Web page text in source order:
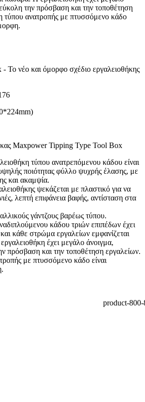
την πρόσβαση και την τοποθέτηση
τύπου ανατροπής με πτυσσόμενο κάδο
Το νέο και όμορφο σχέδιο εργαλειοθήκης
Maxpower Tipping Type Tool Box
τύπου ανατρεπόμενου κάδου είναι
ποιότητας φύλλο ψυχρής έλασης, με
και ακαμψία.
ψεκάζεται με πλαστικό για να
λεπτή επιφάνεια βαφής, αντίσταση στα
γάντζους βαρέως τύπου.
κάδου τριών επιπέδων έχει
κάθε στρώμα εργαλείων εμφανίζεται
έχει μεγάλο άνοιγμα,
πρόσβαση και την τοποθέτηση εργαλείων.
με πτυσσόμενο κάδο είναι